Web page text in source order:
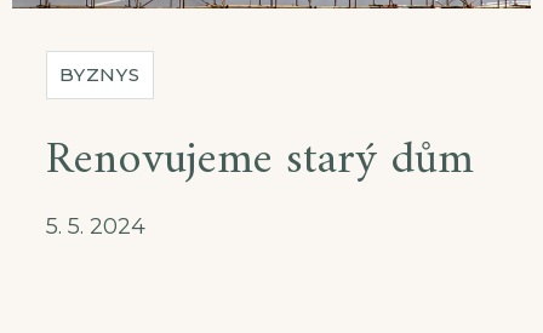
BYZNYS
Renovujeme starý dům
5. 5. 2024